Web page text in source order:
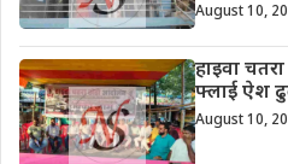
August 10,
हाइवा
फ्लाई ऐश
August 10,